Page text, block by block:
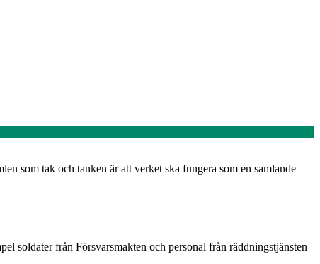
som tak och tanken är att verket ska fungera som en samlande
soldater från Försvarsmakten och personal från räddningstjänsten